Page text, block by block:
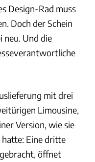
Design-Rad muss
Doch der Schein
neu. Und die
mit drei
Limousine,
Version, wie sie
Eine dritte
öffnet